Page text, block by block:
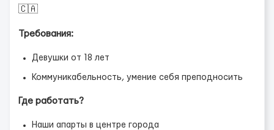
🇨🇦
Требования:
Девушки от 18 лет
Коммуникабельность, умение себя преподносить
Где работать?
Наши апарты в центре города